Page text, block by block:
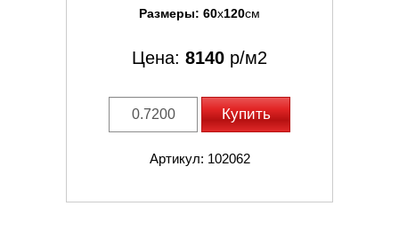
Размеры: 60x120см
Цена: 8140 р/м2
Купить
Артикул: 102062